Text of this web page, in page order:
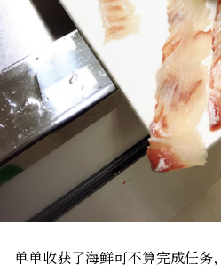
单单收获了海鲜可不算完成任务